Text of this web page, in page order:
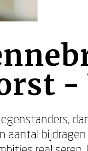
-
aantal